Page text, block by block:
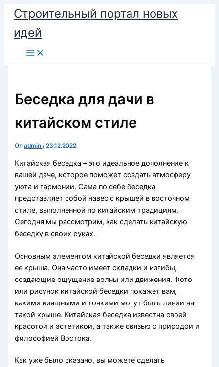
Перейти
содержимому
Строительный портал новых
идей
Беседка для дачи в
китайском стиле
Отadmin/23.12.2022
Китайская беседка – это идеальное дополнение к
вашей даче, которое поможет создать атмосферу
уюта и гармонии. Сама по себе беседка
представляет собой навес с крышей в восточном
стиле, выполненной по китайским традициям.
Сегодня мы рассмотрим, как сделать китайскую
беседку в своих руках.
Основным элементом китайской беседки является
ее крыша. Она часто имеет складки и изгибы,
создающие ощущение волны или движения. Фото
или рисунок китайской беседки покажет вам,
какими изящными и тонкими могут быть линии на
такой крыше. Китайская беседка известна своей
красотой и эстетикой, а также связью с природой и
философией Востока.
Как уже было сказано, вы можете сделать